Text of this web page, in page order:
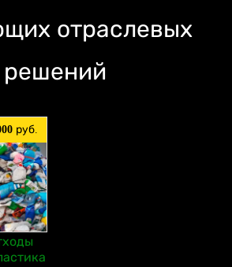
отраслевых
решений
руб.